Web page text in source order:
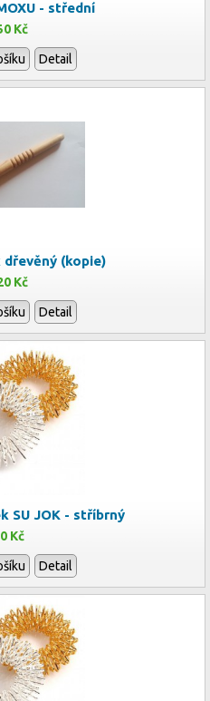
- střední
Kč
Detail
(kopie)
Kč
Detail
SU JOK - stříbrný
Kč
Detail